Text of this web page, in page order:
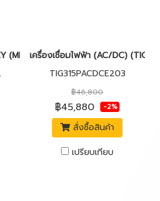
(MMA/TIG) (AC/DC) JASIC
เครื่องเชื่อมไฟฟ้า (AC/DC) (TIG/
TIG315PACDCE203
฿46,800
฿45,880 -2%
สั่งซื้อสินค้า
เปรียบเทียบ